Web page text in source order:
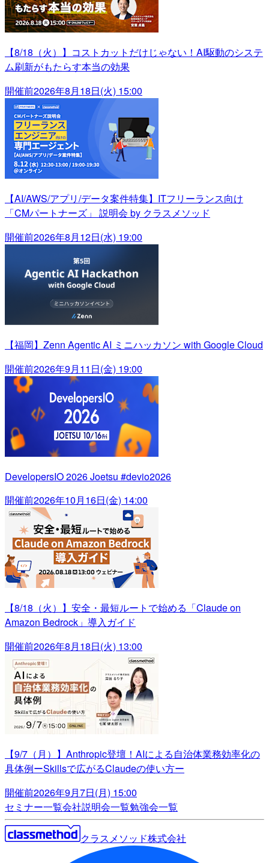
【8/18（火）】コストカットだけじゃない！AI駆動のシステ
ム刷新がもたらす本当の効果
開催前2026年8月18日(火) 15:00
【AI/AWS/アプリ/データ案件特集】ITフリーランス向け
「CMパートナーズ」 説明会 by クラスメソッド
開催前2026年8月12日(水) 19:00
【福岡】Zenn Agentic AI ミニハッカソン with Google Cloud
開催前2026年9月11日(金) 19:00
DevelopersIO 2026 Joetsu #devio2026
開催前2026年10月16日(金) 14:00
【8/18（火）】安全・最短ルートで始める「Claude on
Amazon Bedrock」導入ガイド
開催前2026年8月18日(火) 13:00
【9/7（月）】Anthropic登壇！AIによる自治体業務効率化の
具体例ーSkillsで広がるClaudeの使い方ー
開催前2026年9月7日(月) 15:00
セミナー一覧会社説明会一覧勉強会一覧
クラスメソッド株式会社